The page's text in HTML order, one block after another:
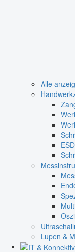
Alle
Lupen &